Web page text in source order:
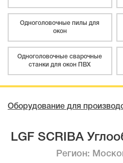
Одноголовочные пилы для
окон
Одноголовочные сварочные
станки для окон ПВХ
Оборудование для
LGF SCRIBA
Регион: